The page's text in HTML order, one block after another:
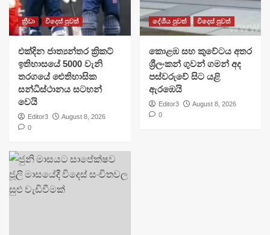
ක්‍රීඩා විදෙස් පුවත්
එක්දින ජාත්‍යන්තර ක්‍රිකට්
ඉතිහාසයේ 5000 වැනි
තරගයේ ඓතිහාසික
සන්ධිස්ථානය සටහන්
වෙයි
Editor3
August 8, 2026
0
දේශීය පුවත් විදෙස් පුවත්
​කොළඹ සහ කුවේටය අතර
ශ්‍රීලංකන් ගුවන් ගමන් අද
පස්වරුවේ සිට යළි
ඇරඹෙයි
Editor3
August 8, 2026
0